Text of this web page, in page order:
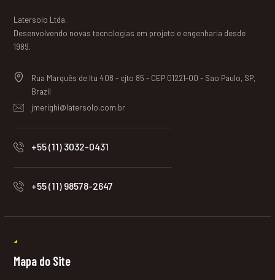
Latersolo Ltda.
Desenvolvendo novas tecnologias em projeto e engenharia desde
1989.
Rua Marquês de Itu 408 - cjto 85 - CEP 01221-00 - Sao Paulo, SP,
Brazil
jmerighi@latersolo.com.br
+55 (11) 3032-0431
+55 (11) 98578-2647
Mapa do Site